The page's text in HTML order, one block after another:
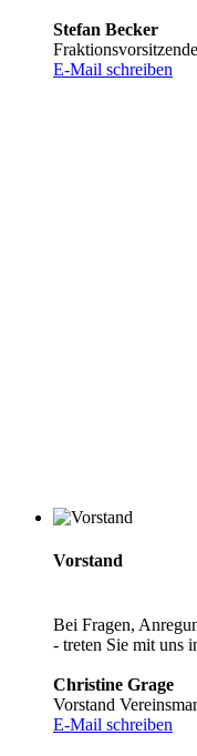
Stefan Becker
E-Mail schreiben
Vorstand
Bei Fragen,
- treten Sie mit uns
Christine Grage
Vorstand
E-Mail schreiben